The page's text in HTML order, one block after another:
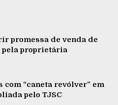
promessa de venda de
proprietária
com “caneta revólver” em
pelo TJSC